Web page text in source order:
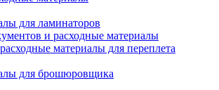
для ламинаторов
и расходные материалы
материалы для переплета
для брошюровщика